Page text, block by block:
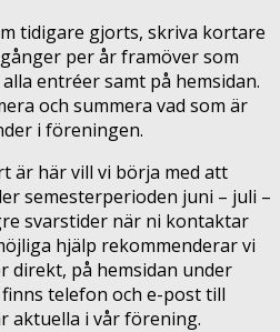
tidigare gjorts, skriva kortare
per år framöver som
entréer samt på hemsidan.
och summera vad som är
i föreningen.
är här vill vi börja med att
semesterperioden juni – juli –
svarstider när ni kontaktar
hjälp rekommenderar vi
direkt, på hemsidan under
telefon och e-post till
aktuella i vår förening.